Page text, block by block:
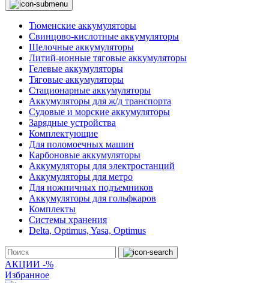
Тюменские аккумуляторы
Свинцово-кислотные аккумуляторы
Щелочные аккумуляторы
Литий-ионные тяговые аккумуляторы
Гелевые аккумуляторы
Тяговые аккумуляторы
Стационарные аккумуляторы
Аккумуляторы для ж/д транспорта
Судовые и морские аккумуляторы
Зарядные устройства
Комплектующие
Для поломоечных машин
Карбоновые аккумуляторы
Аккумуляторы для электростанций
Аккумуляторы для метро
Для ножничных подъемников
Аккумуляторы для гольфкаров
Комплекты
Системы хранения
Delta, Optimus, Yasa, Optimus
АКЦИИ -%
Избранное